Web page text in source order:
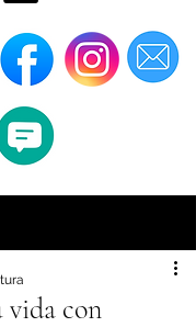
vida con